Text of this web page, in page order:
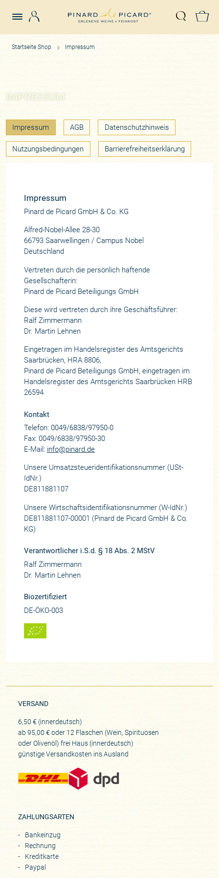
Suche
Startseite Shop Impressum
IMPRESSUM
Impressum AGB Datenschutzhinweis
Nutzungsbedingungen Barrierefreiheitserklärung
Impressum
Pinard de Picard GmbH & Co. KG
Alfred-Nobel-Allee 28-30
66793 Saarwellingen / Campus Nobel
Deutschland
Vertreten durch die persönlich haftende
Gesellschafterin:
Pinard de Picard Beteiligungs GmbH
Diese wird vertreten durch ihre Geschäftsführer:
Ralf Zimmermann
Dr. Martin Lehnen
Eingetragen im Handelsregister des Amtsgerichts
Saarbrücken, HRA 8806,
Pinard de Picard Beteiligungs GmbH, eingetragen im
Handelsregister des Amtsgerichts Saarbrücken HRB
26594
Kontakt
Telefon: 0049/6838/97950-0
Fax: 0049/6838/97950-30
E-Mail: info@pinard.de
Unsere Umsatzsteueridentifikationsnummer (USt-
IdNr.)
DE811881107
Unsere Wirtschaftsidentifikationsnummer (W-IdNr.)
DE811881107-00001 (Pinard de Picard GmbH & Co.
KG)
Verantwortlicher i.S.d. § 18 Abs. 2 MStV
Ralf Zimmermann
Dr. Martin Lehnen
Biozertifiziert
DE-ÖKO-003
VERSAND
6,50 € (innerdeutsch)
ab 95,00 € oder 12 Flaschen (Wein, Spirituosen
oder Olivenöl) frei Haus (innerdeutsch)
günstige Versandkosten ins Ausland
ZAHLUNGSARTEN
Bankeinzug
Rechnung
Kreditkarte
Paypal